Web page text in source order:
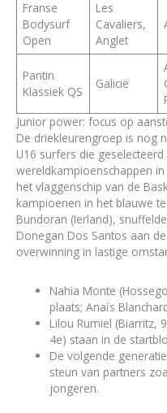
Franse
Bodysurf
Open
Les
Cavaliers,
Anglet
Pantin
Klassiek QS
Galicië
Junior power: focus op
De driekleurengroep is nog
U16 surfers die
wereldkampioenschappen
het vlaggenschip van de
kampioenen in het blauwe
Bundoran (Ierland),
Donegan Dos Santos aan
overwinning in lastige
Nahia Monte
plaats; Anaïs
Lilou Rumiel (Biarritz,
4e) staan in de
De volgende
steun van partners
jongeren.